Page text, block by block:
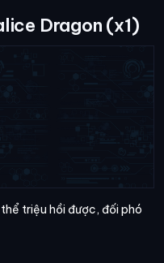
Dragon (x1)
triệu hồi được, đối phó